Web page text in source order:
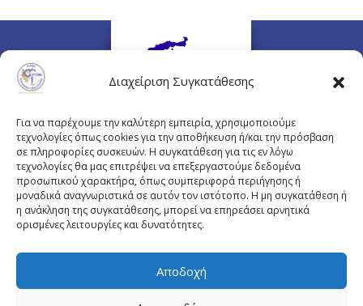
Διαχείριση Συγκατάθεσης
Για να παρέχουμε την καλύτερη εμπειρία, χρησιμοποιούμε
τεχνολογίες όπως cookies για την αποθήκευση ή/και την πρόσβαση
σε πληροφορίες συσκευών. Η συγκατάθεση για τις εν λόγω
τεχνολογίες θα μας επιτρέψει να επεξεργαστούμε δεδομένα
προσωπικού χαρακτήρα, όπως συμπεριφορά περιήγησης ή
μοναδικά αναγνωριστικά σε αυτόν τον ιστότοπο. Η μη συγκατάθεση ή
η ανάκληση της συγκατάθεσης, μπορεί να επηρεάσει αρνητικά
ορισμένες λειτουργίες και δυνατότητες.
Αποδοχή
Πλουτάρχου 3, 10675 Αθήνα
Email επικοινωνίας:pisinfo@pis.gr